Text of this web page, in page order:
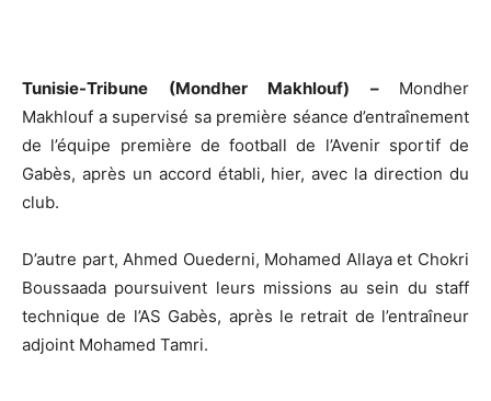
Tunisie-Tribune (Mondher Makhlouf) – Mondher
Makhlouf a supervisé sa première séance d’entraînement
de l’équipe première de football de l’Avenir sportif de
Gabès, après un accord établi, hier, avec la direction du
club.
D’autre part, Ahmed Ouederni, Mohamed Allaya et Chokri
Boussaada poursuivent leurs missions au sein du staff
technique de l’AS Gabès, après le retrait de l’entraîneur
adjoint Mohamed Tamri.